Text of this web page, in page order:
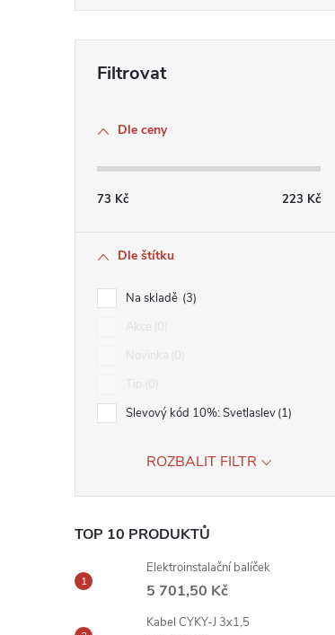
Dle ceny
73 Kč 223 Kč
Dle štítku
Na skladě 3
Slevový kód 10%: Svetlaslev 1
ROZBALIT FILTR
TOP 10 PRODUKTŮ
Elektroinstalační balíček
5 701,50 Kč
Kabel CYKY-J 3x1,5